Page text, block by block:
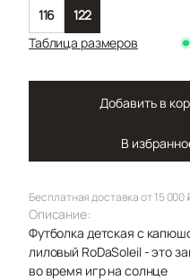
116
122
Таблица размеров
Добавить в
В
Бесплатная доставка от 15 000
Описание:
Футболка детская с
лиловый RoDaSoleil - это
во время игр на солнце